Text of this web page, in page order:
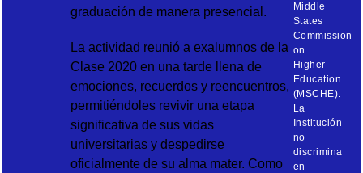
graduación de manera presencial.
La actividad reunió a exalumnos de la
Clase 2020 en una tarde llena de
emociones, recuerdos y reencuentros,
permitiéndoles revivir una etapa
significativa de sus vidas
universitarias y despedirse
oficialmente de su alma mater. Como
Middle
States
Commission
on
Higher
Education
(MSCHE).
La
Institución
no
discrimina
en